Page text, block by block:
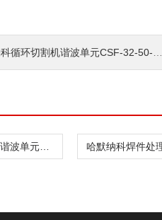
循环切割机谐波单元CSF-32-50-2UH